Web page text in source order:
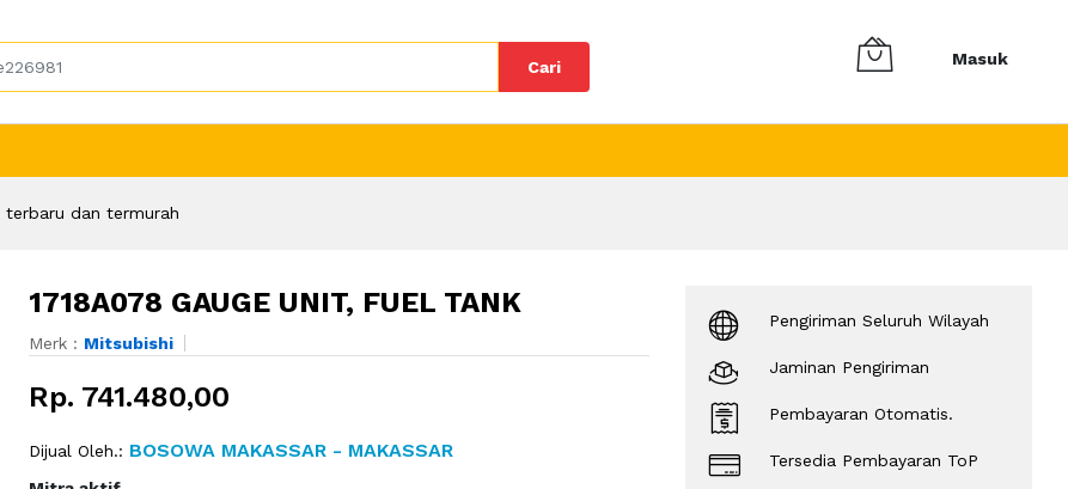
Cari Masuk
terbaru dan termurah
1718A078 GAUGE UNIT, FUEL TANK
Merk : Mitsubishi
Rp. 741.480,00
Dijual Oleh.: BOSOWA MAKASSAR - MAKASSAR
Pengiriman Seluruh Wilayah
Jaminan Pengiriman
Pembayaran Otomatis.
Tersedia Pembayaran ToP